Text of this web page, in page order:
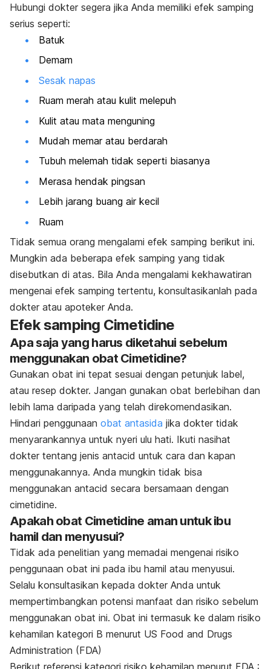
Hubungi dokter segera jika Anda memiliki efek samping
serius seperti:
Batuk
Demam
Sesak napas
Ruam merah atau kulit melepuh
Kulit atau mata menguning
Mudah memar atau berdarah
Tubuh melemah tidak seperti biasanya
Merasa hendak pingsan
Lebih jarang buang air kecil
Ruam
Tidak semua orang mengalami efek samping berikut ini.
Mungkin ada beberapa efek samping yang tidak
disebutkan di atas. Bila Anda mengalami kekhawatiran
mengenai efek samping tertentu, konsultasikanlah pada
dokter atau apoteker Anda.
Efek samping Cimetidine
Apa saja yang harus diketahui sebelum
menggunakan obat Cimetidine?
Gunakan obat ini tepat sesuai dengan petunjuk label,
atau resep dokter. Jangan gunakan obat berlebihan dan
lebih lama daripada yang telah direkomendasikan.
Hindari penggunaan obat antasida jika dokter tidak
menyarankannya untuk nyeri ulu hati. Ikuti nasihat
dokter tentang jenis antacid untuk cara dan kapan
menggunakannya. Anda mungkin tidak bisa
menggunakan antacid secara bersamaan dengan
cimetidine.
Apakah obat Cimetidine aman untuk ibu
hamil dan menyusui?
Tidak ada penelitian yang memadai mengenai risiko
penggunaan obat ini pada ibu hamil atau menyusui.
Selalu konsultasikan kepada dokter Anda untuk
mempertimbangkan potensi manfaat dan risiko sebelum
menggunakan obat ini. Obat ini termasuk ke dalam risiko
kehamilan kategori B menurut US Food and Drugs
Administration (FDA)
Berikut referensi kategori risiko kehamilan menurut FDA :